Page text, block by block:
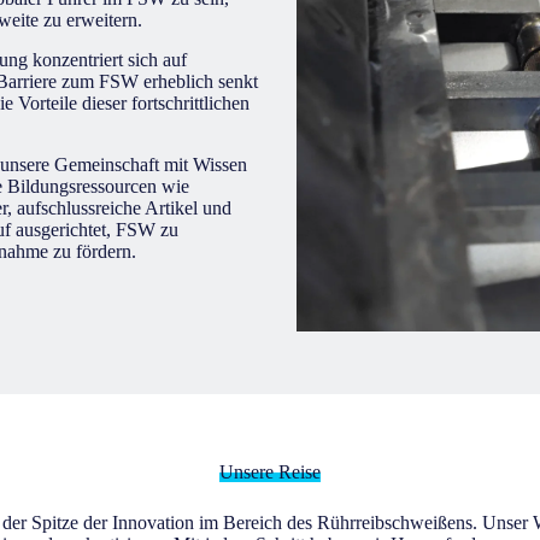
zu erweitern.
konzentriert sich auf
zum FSW erheblich senkt
Vorteile dieser fortschrittlichen
Gemeinschaft mit Wissen
Bildungsressourcen wie
aufschlussreiche Artikel und
ausgerichtet, FSW zu
zu fördern.
Unsere Reise
Spitze der Innovation im Bereich des Rührreibschweißens. Unser